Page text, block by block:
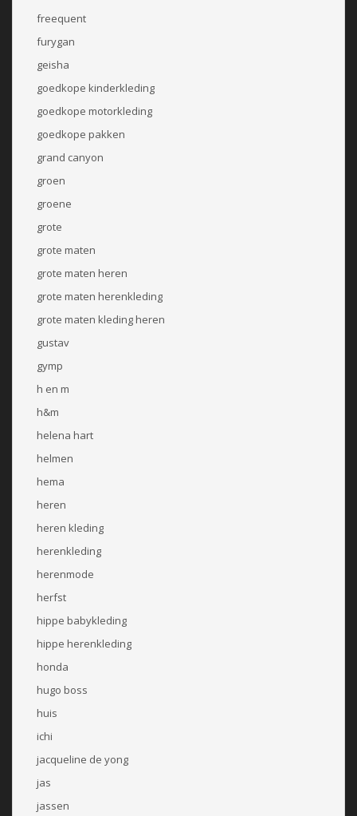
freequent
furygan
geisha
goedkope kinderkleding
goedkope motorkleding
goedkope pakken
grand canyon
groen
groene
grote
grote maten
grote maten heren
grote maten herenkleding
grote maten kleding heren
gustav
gymp
h en m
h&m
helena hart
helmen
hema
heren
heren kleding
herenkleding
herenmode
herfst
hippe babykleding
hippe herenkleding
honda
hugo boss
huis
ichi
jacqueline de yong
jas
jassen